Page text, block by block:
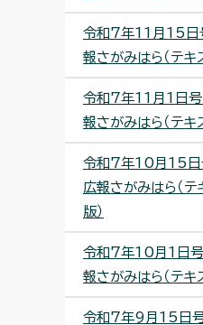
令和7年11月15
報さがみはら（テキ
令和7年11月1日
報さがみはら（テキ
令和7年10月15
広報さがみはら（テ
版）
令和7年10月1日
報さがみはら（テキ
令和7年9月15日